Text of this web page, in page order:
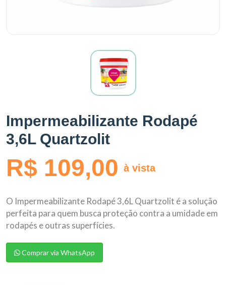
Impermeabilizante Rodapé
3,6L Quartzolit
R$ 109,00 à vista
O Impermeabilizante Rodapé 3,6L Quartzolit é a solução
perfeita para quem busca proteção contra a umidade em
rodapés e outras superfícies.
Comprar via WhatsApp